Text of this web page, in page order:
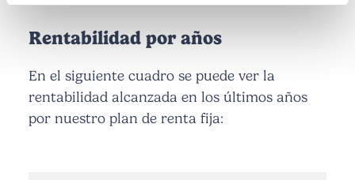
Rentabilidad por años
En el siguiente cuadro se puede ver la
rentabilidad alcanzada en los últimos años
por nuestro plan de renta fija: